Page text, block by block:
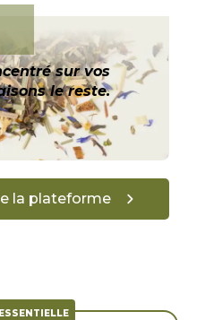
sur vos
le reste.
la plateforme